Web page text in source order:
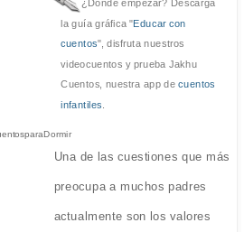
¿Dónde empezar? Descarga
la guía gráfica "Educar con
cuentos", disfruta nuestros
videocuentos y prueba Jakhu
Cuentos, nuestra app decuentos
infantiles.
Una de las cuestiones que más
preocupa a muchos padres
actualmente son los valores